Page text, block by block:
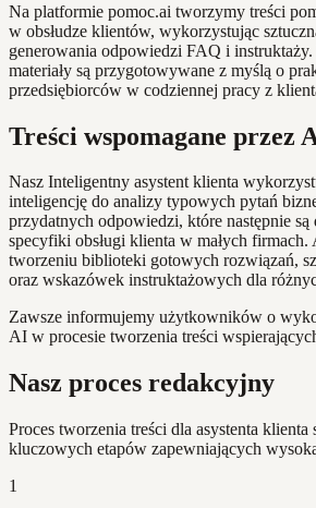
Na platformie pomoc.ai tworzymy treści
w obsłudze klientów, wykorzystując
generowania odpowiedzi FAQ i instruktaży.
materiały są przygotowywane z myślą o
przedsiębiorców w codziennej pracy z
Treści wspomagane przez
Nasz Inteligentny asystent klienta
inteligencję do analizy typowych pytań
przydatnych odpowiedzi, które następnie
specyfiki obsługi klienta w małych
tworzeniu biblioteki gotowych rozwiązań,
oraz wskazówek instruktażowych dla
Zawsze informujemy użytkowników o
AI w procesie tworzenia treści
Nasz proces redakcyjny
Proces tworzenia treści dla asystenta klienta
kluczowych etapów zapewniających
1